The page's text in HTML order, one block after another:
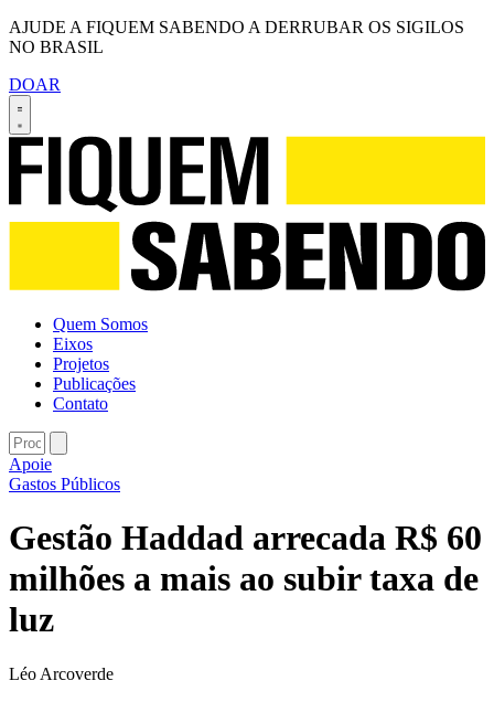
AJUDE A FIQUEM SABENDO A DERRUBAR OS SIGILOS
NO BRASIL
DOAR
Quem Somos
Eixos
Projetos
Publicações
Contato
Apoie
Gastos Públicos
Gestão Haddad arrecada R$ 60
milhões a mais ao subir taxa de
luz
Léo Arcoverde